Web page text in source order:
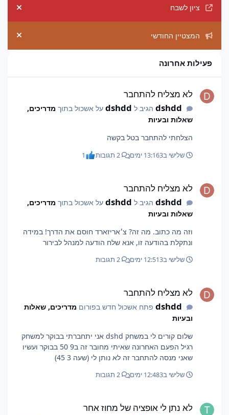
ציון לשבח
המצטיין החודשי
פעילות אחרונה
לא מצליח להתחבר
dshddהגיב ל dshddעל אשכול בתוך מדריכים,
שאלות ובעיות
הצלחתי להתחבר בטל בקשה
שלישי ב13:163 ימים 1
לא מצליח להתחבר
dshddהגיב ל dshddעל אשכול בתוך מדריכים,
שאלות ובעיות
וזה מה כתוב. מה זה? צ׳אריזארד חוסם את הדרך! במידה
ונתקלת בהודעה זו, אנא שלח הודעה למנהל לבירור
שלישי ב12:513 ימים
לא מצליח להתחבר
dshddפתח אשכול חדש בפורום מדריכים, שאלות
ובעיות
שלום קורים לי במשחק dshd אני יתחברתי בבוקר למשחק
רגיל הפעם האחרונה שאיתי מחובר זה ב9 50 בבוקר ועשיו
שאני מנסה להתחבר זה לא נותן לי (שעה 3 45)
שלישי ב12:483 ימים
לא נתן לי אופציה של מחוז אחר